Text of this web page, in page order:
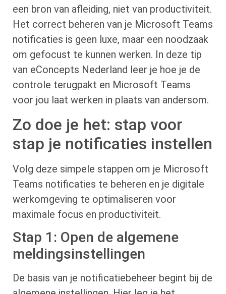
een bron van afleiding, niet van productiviteit.
Het correct beheren van je Microsoft Teams
notificaties is geen luxe, maar een noodzaak
om gefocust te kunnen werken. In deze tip
van eConcepts Nederland leer je hoe je de
controle terugpakt en Microsoft Teams
voor jou laat werken in plaats van andersom.
Zo doe je het: stap voor
stap je notificaties instellen
Volg deze simpele stappen om je Microsoft
Teams notificaties te beheren en je digitale
werkomgeving te optimaliseren voor
maximale focus en productiviteit.
Stap 1: Open de algemene
meldingsinstellingen
De basis van je notificatiebeheer begint bij de